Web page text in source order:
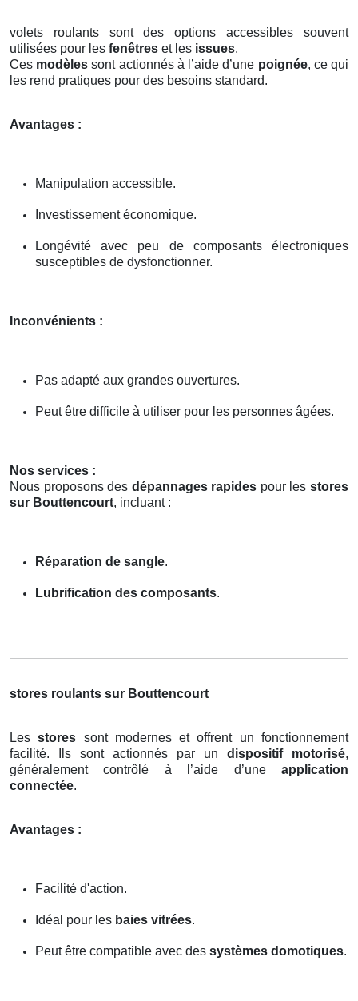
volets roulants sont des options accessibles souvent
utilisées pour les fenêtres et les issues.
Ces modèles sont actionnés à l’aide d’une poignée, ce qui
les rend pratiques pour des besoins standard.
Avantages :
Manipulation accessible.
Investissement économique.
Longévité avec peu de composants électroniques
susceptibles de dysfonctionner.
Inconvénients :
Pas adapté aux grandes ouvertures.
Peut être difficile à utiliser pour les personnes âgées.
Nos services :
Nous proposons des dépannages rapides pour lesstores
sur Bouttencourt, incluant :
Réparation de sangle.
Lubrification des composants.
stores roulants sur Bouttencourt
Lesstores sont modernes et offrent un fonctionnement
facilité. Ils sont actionnés par un dispositif motorisé,
généralement contrôlé à l’aide d’une application
connectée.
Avantages :
Facilité d'action.
Idéal pour les baies vitrées.
Peut être compatible avec des systèmes domotiques.